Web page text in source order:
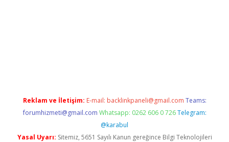
Reklam ve İletişim: E-mail: backlinkpaneli@gmail.com Teams:
forumhizmeti@gmail.com Whatsapp: 0262 606 0 726 Telegram:
@karabul
Yasal Uyarı: Sitemiz, 5651 Sayılı Kanun gereğince Bilgi Teknolojileri